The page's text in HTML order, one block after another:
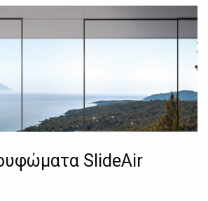
SlideAir